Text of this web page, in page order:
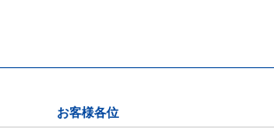
お客様各位